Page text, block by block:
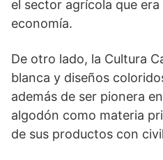
el sector agrícola que era
economía.
De otro lado, la Cultura
blanca y diseños
además de ser pionera
algodón como materia
de sus productos con